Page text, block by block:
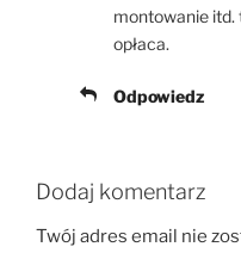
montowanie itd.
opłaca.
Odpowiedz
Dodaj komentarz
Twój adres email nie